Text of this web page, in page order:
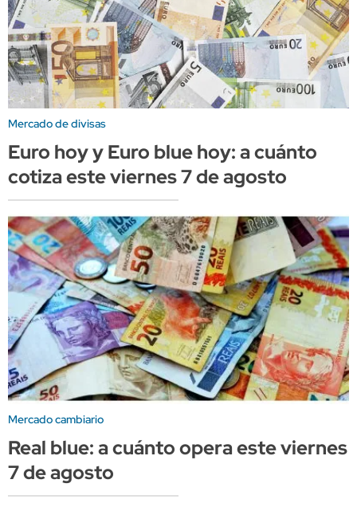
Mercado de divisas
Euro hoy y Euro blue hoy: a cuánto
cotiza este viernes 7 de agosto
Mercado cambiario
Real blue: a cuánto opera este viernes
7 de agosto